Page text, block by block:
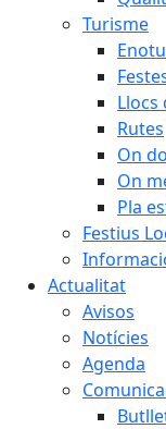
Turisme
Llocs
Rutes
On
On
Pla
Festius
Actualitat
Avisos
Notícies
Agenda